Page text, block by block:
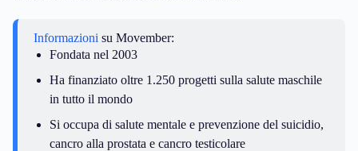
Informazioni su Movember:
Fondata nel 2003
Ha finanziato oltre 1.250 progetti sulla salute maschile
in tutto il mondo
Si occupa di salute mentale e prevenzione del suicidio,
cancro alla prostata e cancro testicolare